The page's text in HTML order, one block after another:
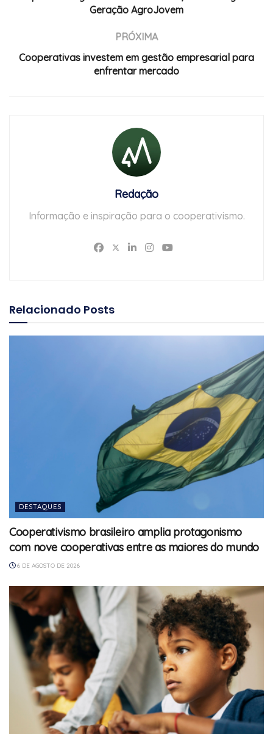
Geração AgroJovem
PRÓXIMA
Cooperativas investem em gestão empresarial para
enfrentar mercado
Redação
Informação e inspiração para o cooperativismo.
Relacionado Posts
DESTAQUES
Cooperativismo brasileiro amplia protagonismo
com nove cooperativas entre as maiores do mundo
6 DE AGOSTO DE 2026